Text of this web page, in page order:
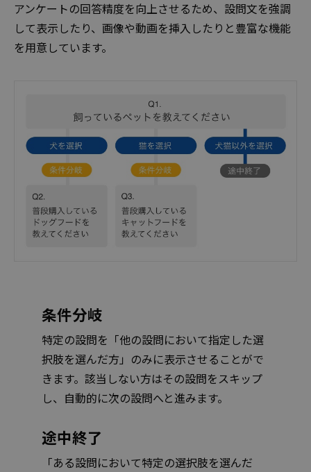
アンケートの回答精度を向上させるため、設問文を強調
して表示したり、画像や動画を挿入したりと豊富な機能
を用意しています。
条件分岐
特定の設問を「他の設問において指定した選
択肢を選んだ方」のみに表示させることがで
きます。該当しない方はその設問をスキップ
し、自動的に次の設問へと進みます。
途中終了
「ある設問において特定の選択肢を選んだ